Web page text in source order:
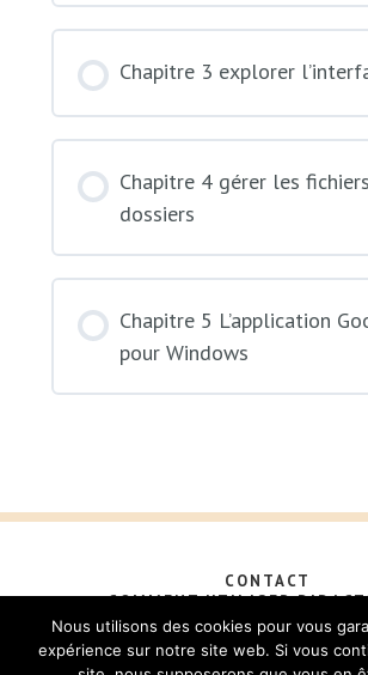
Chapitre 3 explorer
Chapitre 4 gérer les
dossiers
Chapitre 5 L’application
pour Windows
CONTACT
COMMENT UTILISER
A PROPOS
PLAN DU SITE
POLITIQUE DE
NOS PARTENAIRES
Nous utilisons des cookies pour vous
expérience sur notre site web. Si vous